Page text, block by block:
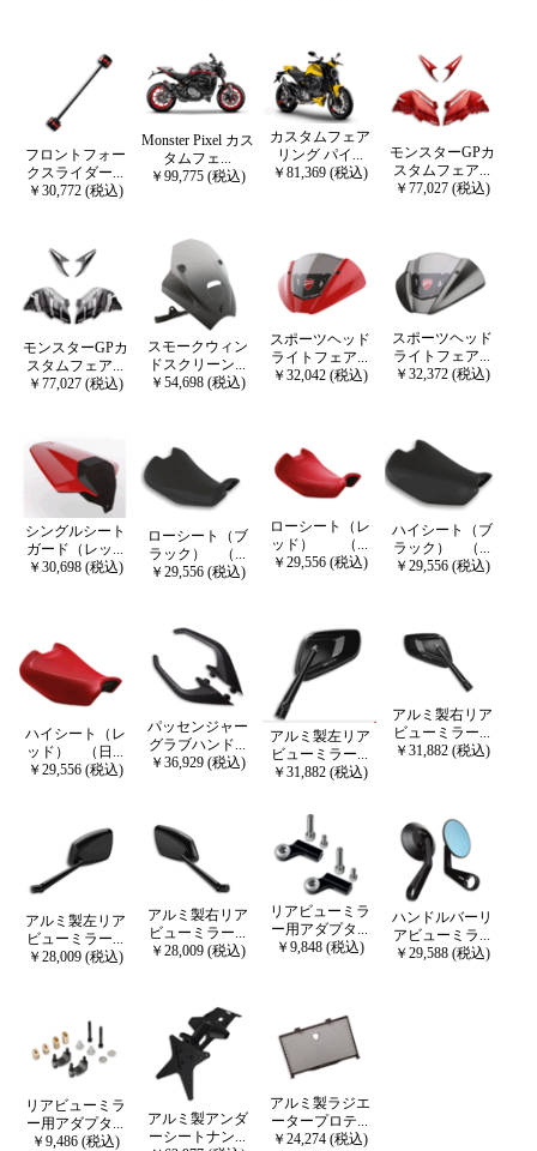
フロントフォー
クスライダー...
￥30,772 (税込)
Monster Pixel カス
タムフェ...
￥99,775 (税込)
カスタムフェア
リング パイ...
￥81,369 (税込)
モンスターGPカ
スタムフェア...
￥77,027 (税込)
モンスターGPカ
スタムフェア...
￥77,027 (税込)
スモークウィン
ドスクリーン...
￥54,698 (税込)
スポーツヘッド
ライトフェア...
￥32,042 (税込)
スポーツヘッド
ライトフェア...
￥32,372 (税込)
シングルシート
ガード（レッ...
￥30,698 (税込)
ローシート（ブ
ラック） （...
￥29,556 (税込)
ローシート（レ
ッド） （...
￥29,556 (税込)
ハイシート（ブ
ラック） （...
￥29,556 (税込)
ハイシート（レ
ッド） （日...
￥29,556 (税込)
パッセンジャー
グラブハンド...
￥36,929 (税込)
アルミ製左リア
ビューミラー...
￥31,882 (税込)
アルミ製右リア
ビューミラー...
￥31,882 (税込)
アルミ製左リア
ビューミラー...
￥28,009 (税込)
アルミ製右リア
ビューミラー...
￥28,009 (税込)
リアビューミラ
ー用アダプタ...
￥9,848 (税込)
ハンドルバーリ
アビューミラ...
￥29,588 (税込)
リアビューミラ
ー用アダプタ...
￥9,486 (税込)
アルミ製アンダ
ーシートナン...
アルミ製ラジエ
ータープロテ...
￥24,274 (税込)